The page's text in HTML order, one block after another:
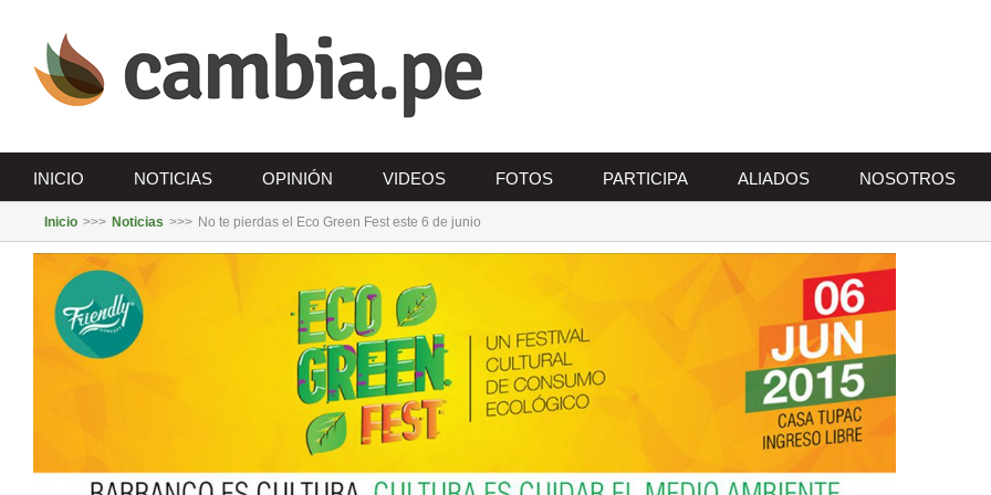
contenido
INICIO NOTICIAS OPINIÓN VIDEOS FOTOS PARTICIPA ALIADOS NOSOTROS
Inicio >>> Noticias >>> No te pierdas el Eco Green Fest este 6 de junio
imagen
más
grande